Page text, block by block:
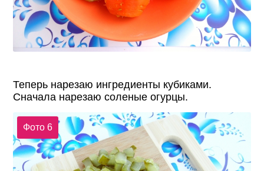
Теперь нарезаю ингредиенты кубиками.
Сначала нарезаю соленые огурцы.
Фото 6